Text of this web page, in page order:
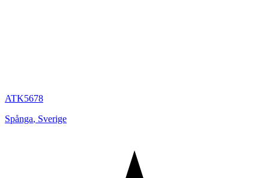
ATK5678
Spånga, Sverige